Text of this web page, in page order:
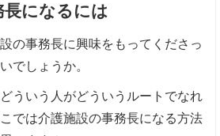
長になるには
の事務長に興味をもってくださっ
でしょうか。
ういう人がどういうルートでなれ
では介護施設の事務長になる方法